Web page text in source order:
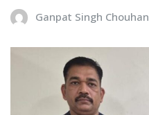
Ganpat Singh Chouhan